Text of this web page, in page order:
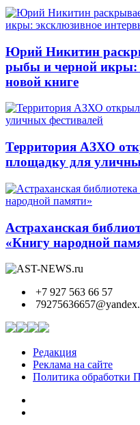
Юрий Никитин
рыбы и черной икры:
новой книге
Территория АЗХО
площадку для
Астраханская
«Книгу народной
+7 927 563 66 57
Редакция
Реклама на сайте
Политика обработки